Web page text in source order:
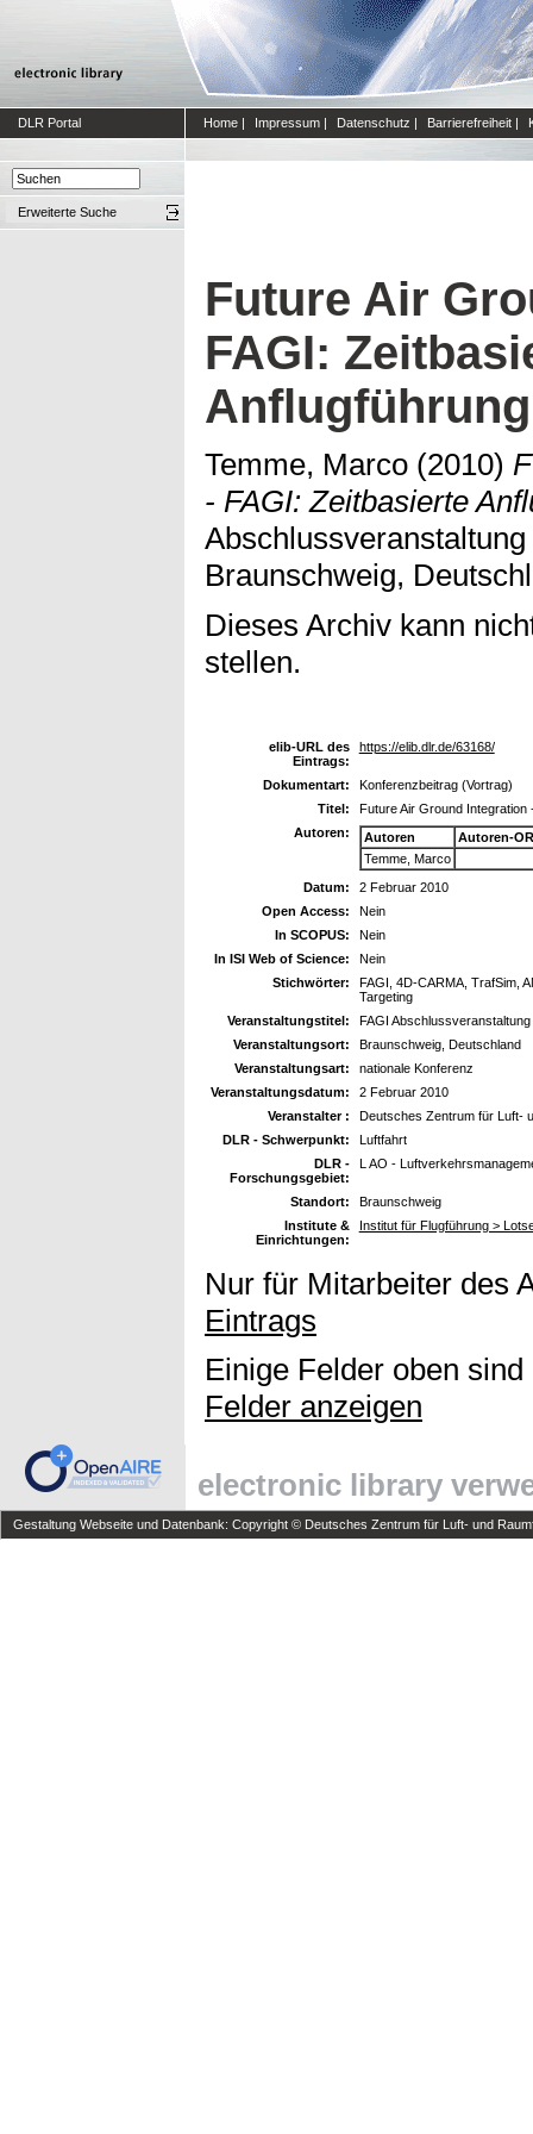
DLR Portal Home | Impressum | Datenschutz | Barrierefreiheit |
Erweiterte Suche
Future Air
FAGI:
Anflugführung
Temme, Marco (2010)
- FAGI: Zeitbasierte
Braunschweig,
Dieses Archiv kann
stellen.
elib-URL des
Eintrags:
https://elib.dlr.de/63168/
Dokumentart:
Konferenzbeitrag (Vortrag)
Titel:
Future Air Ground Integration
Autoren:
Autoren
Autoren-
Temme, Marco
Datum:
2 Februar 2010
Open Access:
Nein
In SCOPUS:
Nein
In ISI Web of Science:
Nein
Stichwörter:
FAGI, 4D-CARMA, TrafSim,
Targeting
Veranstaltungstitel:
FAGI Abschlussveranstaltung
Veranstaltungsort:
Braunschweig, Deutschland
Veranstaltungsart:
nationale Konferenz
Veranstaltungsdatum:
2 Februar 2010
Veranstalter :
Deutsches Zentrum für Luft-
DLR - Schwerpunkt:
Luftfahrt
DLR -
Forschungsgebiet:
L AO -
Standort:
Braunschweig
Institute &
Einrichtungen:
Institut für Flugführung >
Nur für Mitarbeiter des
Eintrags
Einige Felder oben
Felder anzeigen
electronic library
Gestaltung Webseite und Datenbank: Copyright © Deutsches Zentrum für Luft- und